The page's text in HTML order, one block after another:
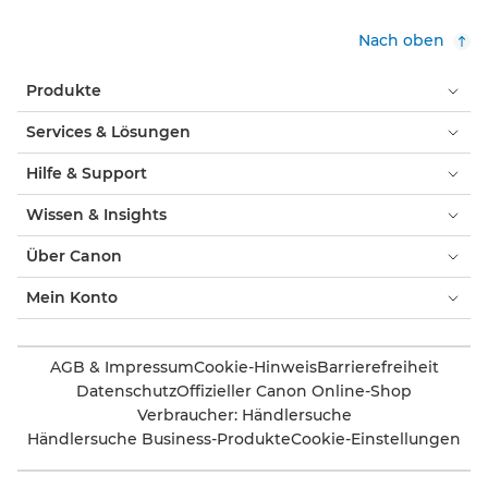
Nach oben
Produkte
Services & Lösungen
Hilfe & Support
Wissen & Insights
Über Canon
Mein Konto
AGB & ImpressumCookie-HinweisBarrierefreiheit
DatenschutzOffizieller Canon Online-Shop
Verbraucher: Händlersuche
Händlersuche Business-ProdukteCookie-Einstellungen